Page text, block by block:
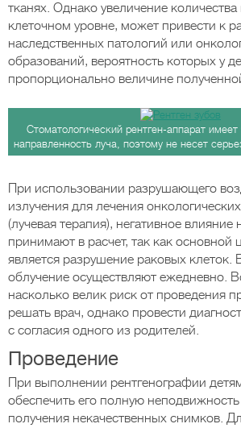
тканях. Однако увеличение
клеточном уровне, может привести к
наследственных патологий или
образований, вероятность которых у
пропорционально величине
Стоматологический рентген-аппарат
направленность луча, поэтому не несет
При использовании разрушающего
излучения для лечения
(лучевая терапия), негативное влияние
принимают в расчет, так как основной
является разрушение раковых клеток.
облучение осуществляют ежедневно.
насколько велик риск от проведения
решать врач, однако провести
с согласия одного из родителей.
Проведение
При выполнении рентгенографии
обеспечить его полную
получения некачественных снимков.